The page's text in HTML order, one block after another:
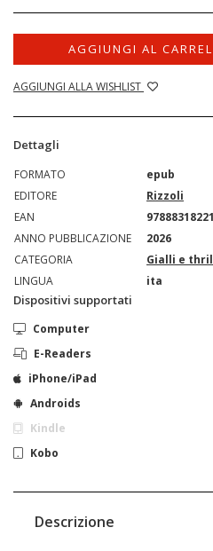
AGGIUNGI AL
AGGIUNGI ALLA WISHLIST
Dettagli
FORMATO
epub
EDITORE
Rizzoli
EAN
ANNO PUBBLICAZIONE
2026
CATEGORIA
Gialli e
LINGUA
ita
Dispositivi supportati
Computer
E-Readers
iPhone/iPad
Androids
Kindle
Kobo
Descrizione